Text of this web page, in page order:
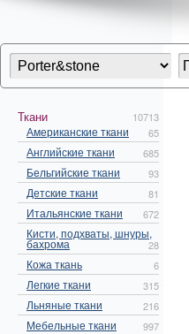
Ткани 10713
Американские ткани 65
Английские ткани 685
Бельгийские ткани 93
Детские ткани 81
Итальянские ткани 672
Кисти, подхваты, шнуры,
бахрома 28
Кожа ткань 6
Легкие ткани 315
Льняные ткани 216
Мебельные ткани 997